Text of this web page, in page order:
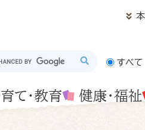
すべて
て・教育 健康・福祉